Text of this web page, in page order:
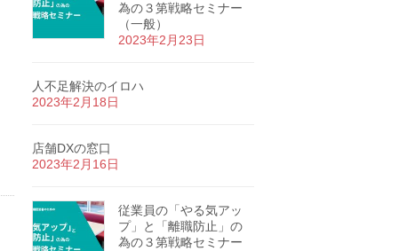
為の３第戦略セミナー
（一般）
2023年2月23日
人不足解決のイロハ
2023年2月18日
店舗DXの窓口
2023年2月16日
従業員の「やる気アッ
プ」と「離職防止」の
為の３第戦略セミナー